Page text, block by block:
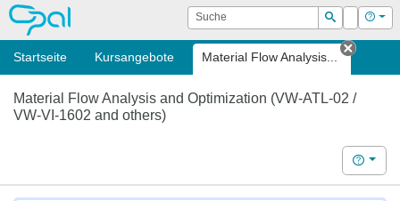
OPAL Suche
Suchen
Login Hilfe
Startseite Kursangebote Material Flow Analysis...
Tab
Material Flow Analysis and Optimization (VW-ATL-02 /
VW-VI-1602 and others)
Hilfe